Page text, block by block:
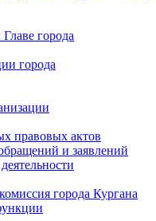
города
города
правовых актов
и заявлений
города Кургана